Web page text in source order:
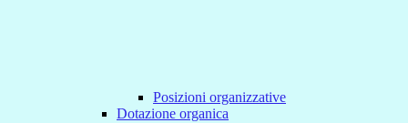
Posizioni organizzative
Dotazione organica